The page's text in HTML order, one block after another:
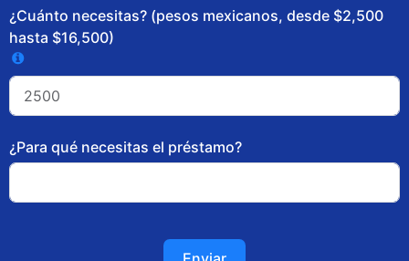
¿Cuánto necesitas? (pesos mexicanos, desde $2,500
hasta $16,500)
¿Para qué necesitas el préstamo?